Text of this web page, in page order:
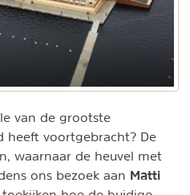
van de grootste
heeft voortgebracht? De
waarnaar de heuvel met
ons bezoek aan Matti